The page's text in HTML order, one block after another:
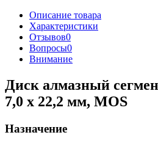
Описание товара
Характеристики
Отзывов0
Вопросы0
Внимание
Диск алмазный
7,0 х 22,2 мм, MOS
Назначение